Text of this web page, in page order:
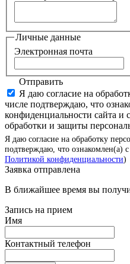
Личные данные
Электронная почта
Отправить
Я даю согласие на
числе подтверждаю, что
конфиденциальности сайта
обработки и защиты
Я даю согласие на обработку
подтверждаю, что ознакомлен(а) с
Политикой конфиденциальности)
Заявка отправлена
В ближайшее время вы
Запись на прием
Имя
Контактный телефон